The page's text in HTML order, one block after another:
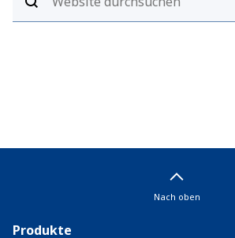
Nach oben
Produkte